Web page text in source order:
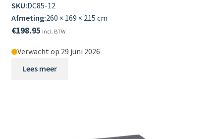
SKU:DC85-12
Afmeting:260 × 169 × 215 cm
€198.95 Incl. BTW
Verwacht op 29 juni 2026
Lees meer